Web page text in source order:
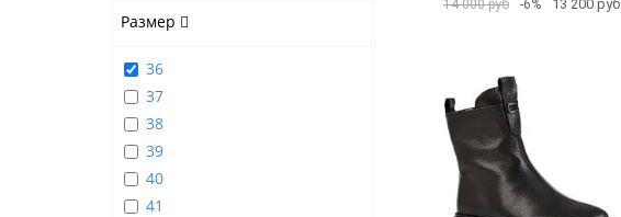
Размер
36
37
38
39
40
41
14 000 руб -6% 13 200 руб